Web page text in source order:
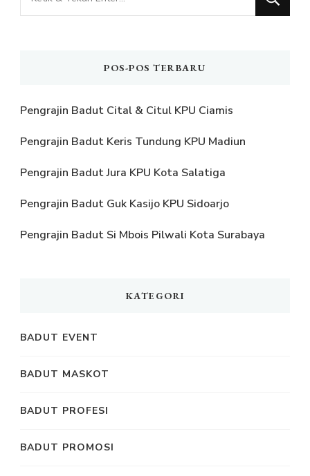
Sesuatu?
POS-POS TERBARU
Pengrajin Badut Cital & Citul KPU Ciamis
Pengrajin Badut Keris Tundung KPU Madiun
Pengrajin Badut Jura KPU Kota Salatiga
Pengrajin Badut Guk Kasijo KPU Sidoarjo
Pengrajin Badut Si Mbois Pilwali Kota Surabaya
KATEGORI
BADUT EVENT
BADUT MASKOT
BADUT PROFESI
BADUT PROMOSI